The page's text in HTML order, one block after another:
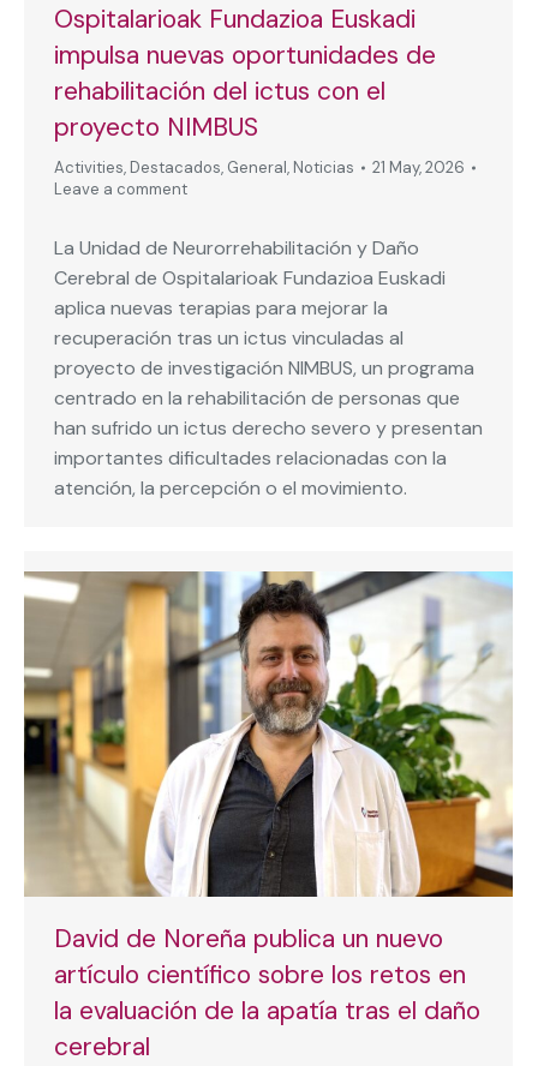
Ospitalarioak Fundazioa Euskadi
impulsa nuevas oportunidades de
rehabilitación del ictus con el
proyecto NIMBUS
Activities, Destacados, General, Noticias
21 May, 2026
Leave a comment
La Unidad de Neurorrehabilitación y Daño
Cerebral de Ospitalarioak Fundazioa Euskadi
aplica nuevas terapias para mejorar la
recuperación tras un ictus vinculadas al
proyecto de investigación NIMBUS, un programa
centrado en la rehabilitación de personas que
han sufrido un ictus derecho severo y presentan
importantes dificultades relacionadas con la
atención, la percepción o el movimiento.
David de Noreña publica un nuevo
artículo científico sobre los retos en
la evaluación de la apatía tras el daño
cerebral